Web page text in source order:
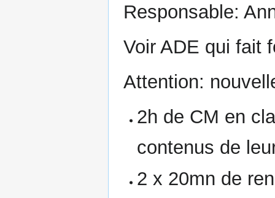
Responsable:
Voir ADE qui fait
Attention:
2h de CM en
contenus de
2 x 20mn de